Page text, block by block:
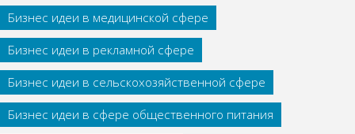
Бизнес идеи в медицинской сфере
Бизнес идеи в рекламной сфере
Бизнес идеи в сельскохозяйственной сфере
Бизнес идеи в сфере общественного питания